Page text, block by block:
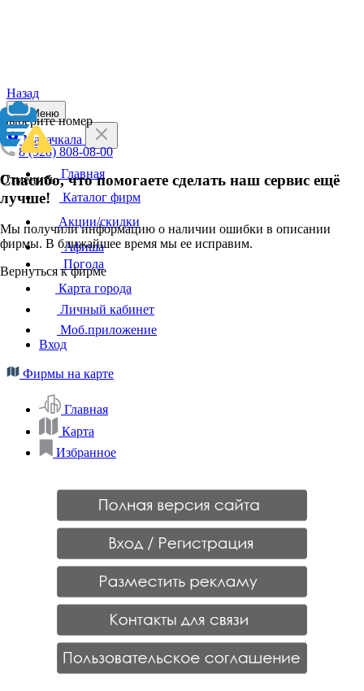
Назад
Выберите номер
8 (928) 808-08-00
Отменить
Спасибо, что помогаете сделать наш сервис ещё
лучше!
Мы получили информацию о наличии ошибки в описании
фирмы. В ближайшее время мы ее исправим.
Вернуться к фирме
Меню
Махачкала
Главная
Каталог фирм
Акции/скидки
Афиша
Погода
Карта города
Личный кабинет
Моб.приложение
Вход
Фирмы на карте
Главная
Карта
Избранное